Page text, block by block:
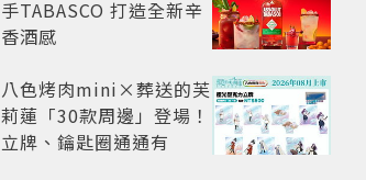
手TABASCO 打造全新辛
香酒感
八色烤肉mini×葬送的芙
莉蓮「30款周邊」登場！
立牌、鑰匙圈通通有